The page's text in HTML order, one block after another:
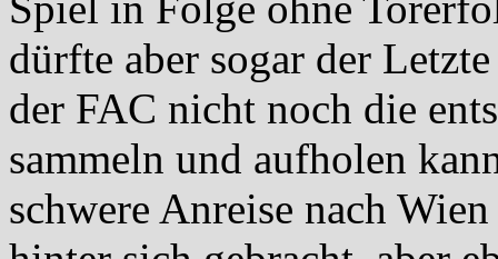
dürfte aber sogar der
der FAC nicht noch die
sammeln und aufholen
schwere Anreise nach